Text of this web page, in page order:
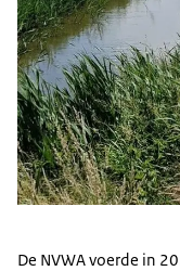
De NVWA voerde in